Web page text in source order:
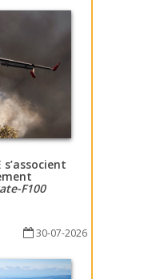
s’associent
F100
30-07-2026